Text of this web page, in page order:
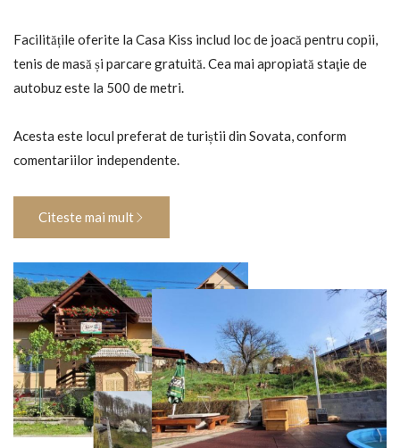
Facilitățile oferite la Casa Kiss includ loc de joacă pentru copii,
tenis de masă și parcare gratuită. Cea mai apropiată staţie de
autobuz este la 500 de metri.
Acesta este locul preferat de turiștii din Sovata, conform
comentariilor independente.
Citeste mai mult